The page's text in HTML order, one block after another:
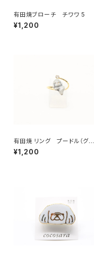
有田焼ブローチ チワワ 5
¥1,200
有田焼 リング プードル（グレ
ー）
¥1,200